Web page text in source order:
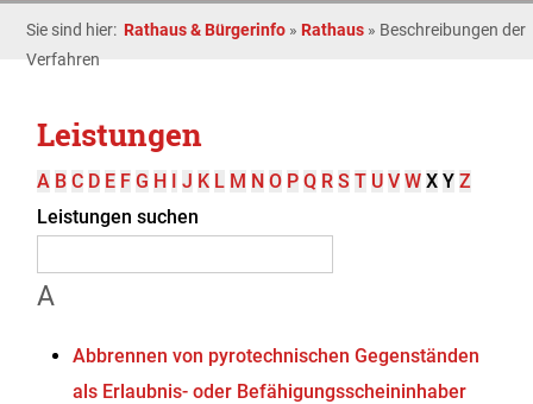
Sie sind hier: Rathaus & Bürgerinfo » Rathaus » Beschreibungen der
Verfahren
Leistungen
A B C D E F G H I J K L M N O P Q R S T U V W X Y Z
Leistungen suchen
A
Abbrennen von pyrotechnischen Gegenständen
als Erlaubnis- oder Befähigungsscheininhaber